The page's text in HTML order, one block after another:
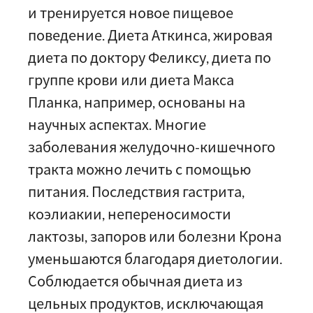
и тренируется новое пищевое
поведение. Диета Аткинса, жировая
диета по доктору Феликсу, диета по
группе крови или диета Макса
Планка, например, основаны на
научных аспектах. Многие
заболевания желудочно-кишечного
тракта можно лечить с помощью
питания. Последствия гастрита,
коэлиакии, непереносимости
лактозы, запоров или болезни Крона
уменьшаются благодаря диетологии.
Соблюдается обычная диета из
цельных продуктов, исключающая